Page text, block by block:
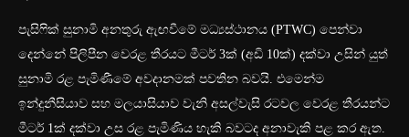
පැසිෆික් සුනාමි අනතුරු ඇඟවීමේ මධ්‍යස්ථානය (PTWC) පෙන්වා
දෙන්නේ පිලිපීන වෙරළ තීරයට මීටර් 3ක් (අඩි 10ක්) දක්වා උසින් යුත්
සුනාමි රළ පැමිණීමේ අවදානමක් පවතින බවයි. එමෙන්ම
ඉන්දුනීසියාව සහ මලයාසියාව වැනි අසල්වැසි රටවල වෙරළ තීරයන්ට
මීටර් 1ක් දක්වා උස රළ පැමිණිය හැකි බවටද අනාවැකි පළ කර ඇත.